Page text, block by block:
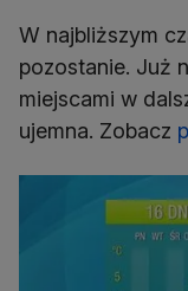
W najbliższym
pozostanie. Już
miejscami w
ujemna. Zobacz